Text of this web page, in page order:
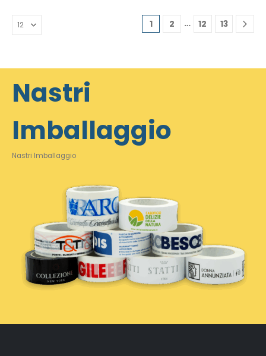
1 2 … 12 13
Nastri
Imballaggio
Nastri Imballaggio